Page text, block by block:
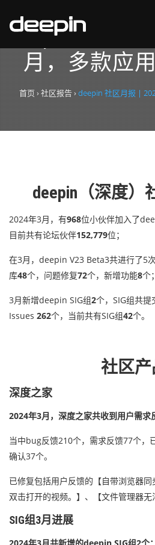
deepin 社区月
月，多款应
首页›社区报告›deepin 社区月报 |
deepin（深度）
2024年3月，有968位小伙伴加入了
目前共有论坛伙伴152,779位；
在3月，deepin V23 Beta3共进行了5
库48个，问题修复72个，新增功能8个；
3月新增deepin SIG组2个，SIG组共提
Issues 262个，当前共有SIG组42个。
社区产
深度之家
2024年3月，深度之家共收到用户需求
当中bug反馈210个，需求反馈77个，
确认37个。
已修复包括用户反馈的【自带浏览器
双击打开的视频。】、【文件管理器无
SIG组3月进展